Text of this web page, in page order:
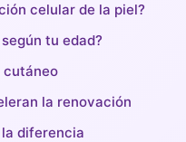
celular de la piel?
tu edad?
cutáneo
la renovación
diferencia